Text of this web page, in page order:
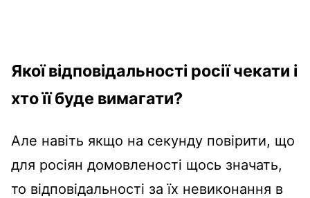
Якої відповідальності росії чекати і
хто її буде вимагати?
Але навіть якщо на секунду повірити, що
для росіян домовленості щось значать,
то відповідальності за їх невиконання в